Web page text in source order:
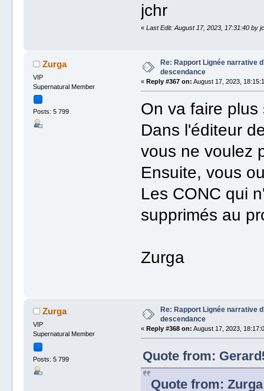
jchr
«Last Edit: August 17, 2023, 17:31:40 by
Zurga
VIP
Supernatural Member
Posts: 5 799
Re: Rapport Lignée narrative
descendance
«Reply #367 on: August 17, 2023,
On va faire plus
Dans l'éditeur
vous ne voulez
Ensuite, vous
Les CONC qui
supprimés au
Zurga
Zurga
VIP
Supernatural Member
Posts: 5 799
Re: Rapport Lignée narrative
descendance
« Reply #368 on: August 17, 2023,
Quote from:
Quote from: